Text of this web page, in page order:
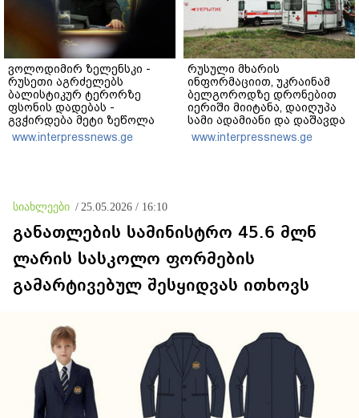
ვოლოდიმირ ზელენსკი -
რუსეთი აგრძელებს
ბალისტიკურ ტერორზე
ფსონის დადებას -
გვჭირდება მეტი ზეწოლა
www.interpressnews.ge
რუსული მხარის
ინფორმაციით, უკრაინამ
ბელგოროდზე დრონებით
იერიში მიიტანა, დაიღუპა
სამი ადამიანი და დაშავდა
25
www.interpressnews.ge
სიახლეები / 25.05.2026 / 16:10
განათლების სამინისტრო 45.6 მლნ
ლარის სასკოლო ფორმების
გამარტივებულ შესყიდვას ითხოვს